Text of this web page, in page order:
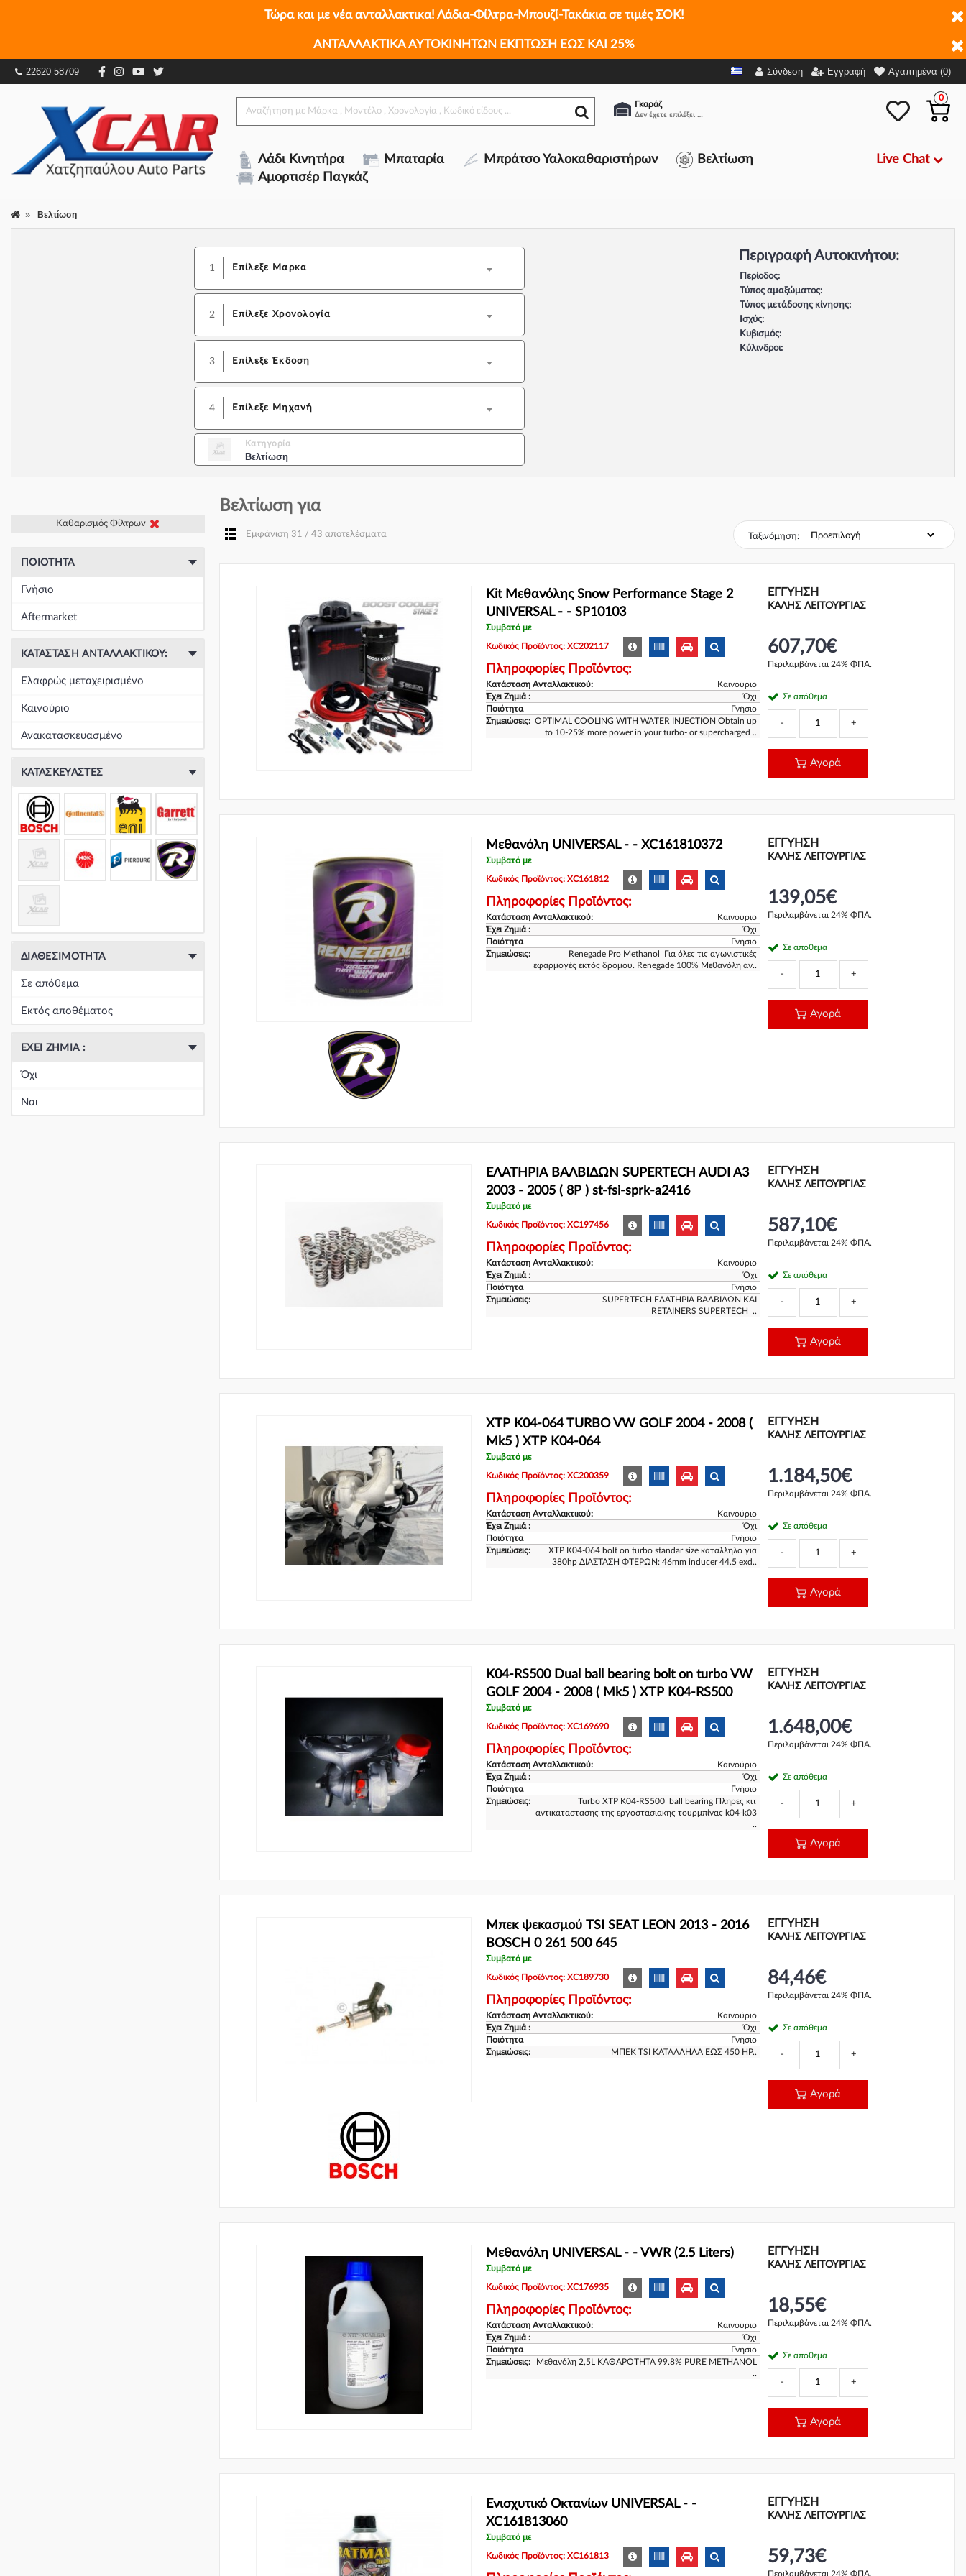
Τώρα και με νέα ανταλλακτικα! Λάδια-Φίλτρα-Μπουζί-Τακάκια σε τιμές ΣΟΚ!
ΑΝΤΑΛΛΑΚΤΙΚΑ ΑΥΤΟΚΙΝΗΤΩΝ ΕΚΠΤΩΣΗ ΕΩΣ ΚΑΙ 25%
22620 58709 Σύνδεση Εγγραφή Αγαπημένα (0)
Γκαράζ
Δεν έχετε επιλέξει αμάξι.
0
Λάδι Κινητήρα Μπαταρία Μπράτσο Υαλοκαθαριστήρων
Βελτίωση
Αμορτισέρ Παγκάζ
Live Chat
Βελτίωση
1 Επίλεξε Μαρκα
2 Επίλεξε Χρονολογία
3 Επίλεξε Έκδοση
4 Επίλεξε Μηχανή
Κατηγορία
Βελτίωση
Περιγραφή Αυτοκινήτου:
Περίοδος:
Τύπος αμαξώματος:
Τύπος μετάδοσης κίνησης:
Ισχύς:
Κυβισμός:
Κύλινδροι:
Καθαρισμός Φίλτρων
ΠΟΙΌΤΗΤΑ
Γνήσιο
Aftermarket
ΚΑΤΆΣΤΑΣΗ ΑΝΤΑΛΛΑΚΤΙΚΟΎ:
Ελαφρώς μεταχειρισμένο
Καινούριο
Ανακατασκευασμένο
ΚΑΤΑΣΚΕΥΑΣΤΈΣ
ΔΙΑΘΕΣΙΜΌΤΗΤΑ
Σε απόθεμα
Εκτός αποθέματος
ΈΧΕΙ ΖΗΜΙΆ :
Όχι
Ναι
Βελτίωση για
Εμφάνιση 31 / 43 αποτελέσματα Ταξινόμηση:
Kit Μεθανόλης Snow Performance Stage 2
UNIVERSAL - - SP10103
Συμβατό με
Κωδικός Προϊόντος: XC202117
Πληροφορίες Προϊόντος:
Κατάσταση Ανταλλακτικού:
Καινούριο
Έχει Ζημιά :
Όχι
Ποιότητα
Γνήσιο
Σημειώσεις: OPTIMAL COOLING WITH WATER INJECTION Obtain up
to 10-25% more power in your turbo- or supercharged ..
ΕΓΓΎΗΣΗ
ΚΑΛΗΣ ΛΕΙΤΟΥΡΓΙΑΣ
607,70€
Περιλαμβάνεται 24% ΦΠΑ.
Σε απόθεμα
- +
Αγορά
Μεθανόλη UNIVERSAL - - XC161810372
Συμβατό με
Κωδικός Προϊόντος: XC161812
Πληροφορίες Προϊόντος:
Κατάσταση Ανταλλακτικού:
Καινούριο
Έχει Ζημιά :
Όχι
Ποιότητα
Γνήσιο
Σημειώσεις:
Renegade Pro Methanol Για όλες τις αγωνιστικές
εφαρμογές εκτός δρόμου. Renegade 100% Μεθανόλη αν..
ΕΓΓΎΗΣΗ
ΚΑΛΗΣ ΛΕΙΤΟΥΡΓΙΑΣ
139,05€
Περιλαμβάνεται 24% ΦΠΑ.
Σε απόθεμα
- +
Αγορά
ΕΛΑΤΗΡΙΑ ΒΑΛΒΙΔΩΝ SUPERTECH AUDI A3
2003 - 2005 ( 8P ) st-fsi-sprk-a2416
Συμβατό με
Κωδικός Προϊόντος: XC197456
Πληροφορίες Προϊόντος:
Κατάσταση Ανταλλακτικού:
Καινούριο
Έχει Ζημιά :
Όχι
Ποιότητα
Γνήσιο
Σημειώσεις:
SUPERTECH ΕΛΑΤΗΡΙΑ ΒΑΛΒΙΔΩΝ ΚΑΙ
RETAINERS SUPERTECH ..
ΕΓΓΎΗΣΗ
ΚΑΛΗΣ ΛΕΙΤΟΥΡΓΙΑΣ
587,10€
Περιλαμβάνεται 24% ΦΠΑ.
Σε απόθεμα
- +
Αγορά
XTP K04-064 TURBO VW GOLF 2004 - 2008 (
Mk5 ) XTP K04-064
Συμβατό με
Κωδικός Προϊόντος: XC200359
Πληροφορίες Προϊόντος:
Κατάσταση Ανταλλακτικού:
Καινούριο
Έχει Ζημιά :
Όχι
Ποιότητα
Γνήσιο
Σημειώσεις:
XTP K04-064 bolt on turbo standar size καταλληλο για
380hp ΔΙΑΣΤΑΣΗ ΦΤΕΡΩΝ: 46mm inducer 44.5 exd..
ΕΓΓΎΗΣΗ
ΚΑΛΗΣ ΛΕΙΤΟΥΡΓΙΑΣ
1.184,50€
Περιλαμβάνεται 24% ΦΠΑ.
Σε απόθεμα
- +
Αγορά
K04-RS500 Dual ball bearing bolt on turbo VW
GOLF 2004 - 2008 ( Mk5 ) XTP K04-RS500
Συμβατό με
Κωδικός Προϊόντος: XC169690
Πληροφορίες Προϊόντος:
Κατάσταση Ανταλλακτικού:
Καινούριο
Έχει Ζημιά :
Όχι
Ποιότητα
Γνήσιο
Σημειώσεις:
Turbo XTP K04-RS500 ball bearing Πληρες κιτ
αντικαταστασης της εργοστασιακης τουρμπίνας k04-k03
..
ΕΓΓΎΗΣΗ
ΚΑΛΗΣ ΛΕΙΤΟΥΡΓΙΑΣ
1.648,00€
Περιλαμβάνεται 24% ΦΠΑ.
Σε απόθεμα
- +
Αγορά
Μπεκ ψεκασμού TSI SEAT LEON 2013 - 2016
BOSCH 0 261 500 645
Συμβατό με
Κωδικός Προϊόντος: XC189730
Πληροφορίες Προϊόντος:
Κατάσταση Ανταλλακτικού:
Καινούριο
Έχει Ζημιά :
Όχι
Ποιότητα
Γνήσιο
Σημειώσεις:
ΜΠΕΚ TSI ΚΑΤΑΛΛΗΛΑ ΕΩΣ 450 HP..
ΕΓΓΎΗΣΗ
ΚΑΛΗΣ ΛΕΙΤΟΥΡΓΙΑΣ
84,46€
Περιλαμβάνεται 24% ΦΠΑ.
Σε απόθεμα
- +
Αγορά
Μεθανόλη UNIVERSAL - - VWR (2.5 Liters)
Συμβατό με
Κωδικός Προϊόντος: XC176935
Πληροφορίες Προϊόντος:
Κατάσταση Ανταλλακτικού:
Καινούριο
Έχει Ζημιά :
Όχι
Ποιότητα
Γνήσιο
Σημειώσεις:
Μεθανόλη 2,5L ΚΑΘΑΡΟΤΗΤΑ 99.8% PURE METHANOL
..
ΕΓΓΎΗΣΗ
ΚΑΛΗΣ ΛΕΙΤΟΥΡΓΙΑΣ
18,55€
Περιλαμβάνεται 24% ΦΠΑ.
Σε απόθεμα
- +
Αγορά
Ενισχυτικό Οκτανίων UNIVERSAL - -
XC161813060
Συμβατό με
Κωδικός Προϊόντος: XC161813
ΕΓΓΎΗΣΗ
ΚΑΛΗΣ ΛΕΙΤΟΥΡΓΙΑΣ
59,73€
Περιλαμβάνεται 24% ΦΠΑ.